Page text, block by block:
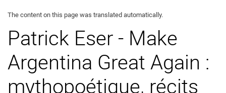
The content on this page was translated automatically.
Patrick Eser - Make
Argentina Great Again :
mythopoétique, récits